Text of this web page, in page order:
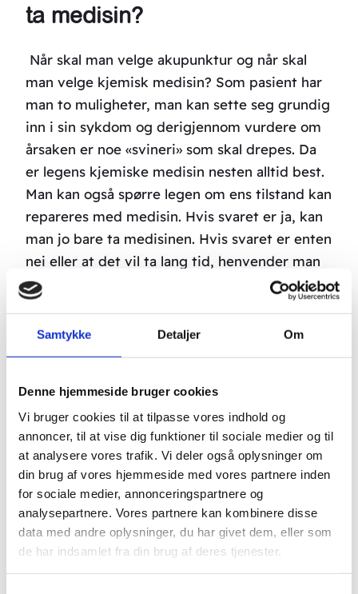
Samtykke Detaljer Om
Denne hjemmeside bruger cookies
Vi bruger cookies til at tilpasse vores indhold og
annoncer, til at vise dig funktioner til sociale medier og til
at analysere vores trafik. Vi deler også oplysninger om
din brug af vores hjemmeside med vores partnere inden
for sociale medier, annonceringspartnere og
analysepartnere. Vores partnere kan kombinere disse
data med andre oplysninger, du har givet dem, eller som
de har indsamlet fra din brug af deres tjenester.
ta medisin?
Når skal man velge akupunktur og når skal
man velge kjemisk medisin? Som pasient har
man to muligheter, man kan sette seg grundig
inn i sin sykdom og derigjennom vurdere om
årsaken er noe «svineri» som skal drepes. Da
er legens kjemiske medisin nesten alltid best.
Man kan også spørre legen om ens tilstand kan
repareres med medisin. Hvis svaret er ja, kan
man jo bare ta medisinen. Hvis svaret er enten
nei eller at det vil ta lang tid, henvender man
seg gjerne til en akupunktør (selvfølgelig Boel
I de tilfellene hvor man forsøker å gi kjemisk
kronisk lidelse, hvor årsaken ikke kan drepes,
ender man med å måtte ta kjemisk medisin i
måneder, år eller til og med resten av livet.
Det blir dessverre gjort alt, alt for ofte og har
resultert i atmedisinske bivirkningerer den
fjerde eller femte største dødsårsaken i
Norge.
Hvis denne artikkelen har fått deg til å
bestemme deg for å slutte med medisin, må